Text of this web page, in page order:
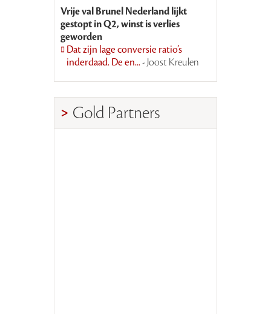
Vrije val Brunel Nederland lijkt
gestopt in Q2, winst is verlies
geworden
Dat zijn lage conversie ratio’s
inderdaad. De en...- Joost Kreulen
Gold Partners